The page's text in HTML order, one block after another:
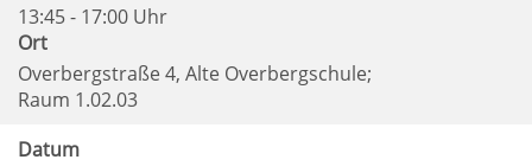
13:45 - 17:00 Uhr
Ort
Overbergstraße 4, Alte Overbergschule;
Raum 1.02.03
Datum